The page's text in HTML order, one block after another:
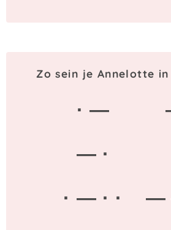
Zo sein je Annelotte
· —
— ·
· — · ·
—